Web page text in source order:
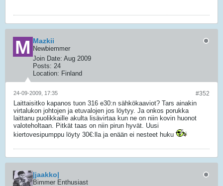
Mazkii
Newbiemmer
Join Date: Aug 2009
Posts: 24
Location: Finland
#352
24-09-2009, 17:35
Laittaisitko kapanos tuon 316 e30:n sähkökaaviot? Tars ainakin
virtalukon johtojen ja etuvalojen jos löytyy. Ja onkos porukka
laittanu puolikkaille akulta lisävirtaa kun ne on niin kovin huonot
valoteholtaan. Pitkät taas on niin pirun hyvät. Uusi
kiertovesipumppu löyty 30€:lla ja enään ei nesteet huku
|jaakko|
Bimmer Enthusiast